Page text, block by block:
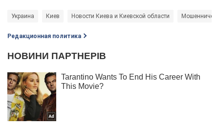
Украина Киев Новости Киева и Киевской области
Редакционная политика